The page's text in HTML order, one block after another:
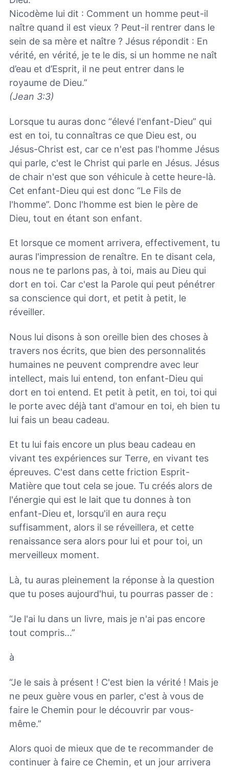
Nicodème lui dit : Comment un homme peut-il
naître quand il est vieux ? Peut-il rentrer dans le
sein de sa mère et naître ? Jésus répondit : En
vérité, en vérité, je te le dis, si un homme ne naît
d’eau et d’Esprit, il ne peut entrer dans le
royaume de Dieu.”
(Jean 3:3)
Lorsque tu auras donc “élevé l'enfant-Dieu” qui
est en toi, tu connaîtras ce que Dieu est, ou
Jésus-Christ est, car ce n'est pas l'homme Jésus
qui parle, c'est le Christ qui parle en Jésus. Jésus
de chair n'est que son véhicule à cette heure-là.
Cet enfant-Dieu qui est donc “Le Fils de
l'homme”. Donc l'homme est bien le père de
Dieu, tout en étant son enfant.
Et lorsque ce moment arrivera, effectivement, tu
auras l'impression de renaître. En te disant cela,
nous ne te parlons pas, à toi, mais au Dieu qui
dort en toi. Car c'est la Parole qui peut pénétrer
sa conscience qui dort, et petit à petit, le
réveiller.
Nous lui disons à son oreille bien des choses à
travers nos écrits, que bien des personnalités
humaines ne peuvent comprendre avec leur
intellect, mais lui entend, ton enfant-Dieu qui
dort en toi entend. Et petit à petit, en toi, toi qui
le porte avec déjà tant d'amour en toi, eh bien tu
lui fais un beau cadeau.
Et tu lui fais encore un plus beau cadeau en
vivant tes expériences sur Terre, en vivant tes
épreuves. C'est dans cette friction Esprit-
Matière que tout cela se joue. Tu créés alors de
l'énergie qui est le lait que tu donnes à ton
enfant-Dieu et, lorsqu'il en aura reçu
suffisamment, alors il se réveillera, et cette
renaissance sera alors pour lui et pour toi, un
merveilleux moment.
Là, tu auras pleinement la réponse à la question
que tu poses aujourd'hui, tu pourras passer de :
“Je l'ai lu dans un livre, mais je n'ai pas encore
tout compris...”
à
“Je le sais à présent ! C'est bien la vérité ! Mais je
ne peux guère vous en parler, c'est à vous de
faire le Chemin pour le découvrir par vous-
même.”
Alors quoi de mieux que de te recommander de
continuer à faire ce Chemin, et un jour arrivera